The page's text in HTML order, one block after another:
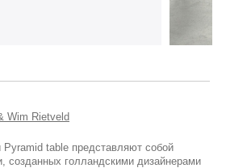
Wim Rietveld
table представляют собой
созданных голландскими дизайнерами